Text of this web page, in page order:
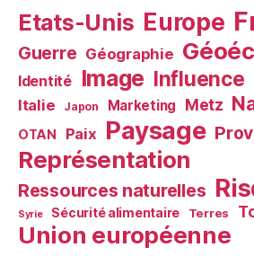
Etats-Unis Europe
Guerre Géographie
Identité Image Influence
Italie Japon Marketing Metz
OTAN Paix Paysage
Représentation
Ressources naturelles
Syrie Sécurité alimentaire Terres
Union européenne